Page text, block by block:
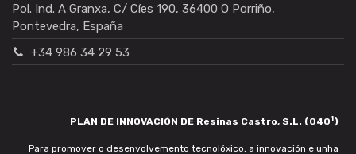
Pol. Ind. A Granxa, C/ Cíes 190, 36400 O Porriño,
Pontevedra, España
+34 986 34 29 53
PLAN DE INNOVACIÓN DE Resinas Castro, S.L. (0401)
Para promover o desenvolvemento tecnolóxico, a innovación e unha